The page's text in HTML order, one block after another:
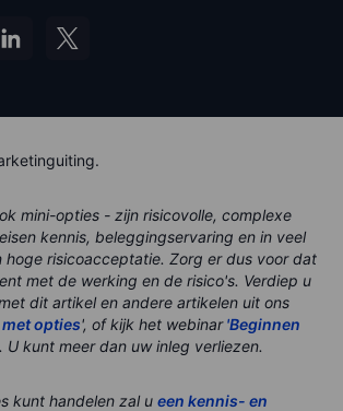
mini-opties - zijn risicovolle, complexe
kennis, beleggingservaring en in veel
hoge risicoacceptatie. Zorg er dus voor dat
met de werking en de risico's. Verdiep u
dit artikel en andere artikelen uit ons
opties', of kijk het webinar'Beginnen
U kunt meer dan uw inleg verliezen.
kunt handelen zal u een kennis- en